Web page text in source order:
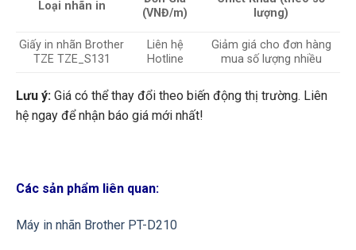
Loại nhãn in
(VNĐ/m)
lượng)
Giấy in nhãn Brother
TZE TZE_S131
Liên hệ
Hotline
Giảm giá cho đơn hàng
mua số lượng nhiều
Lưu ý:Giá có thể thay đổi theo biến động thị trường. Liên
hệ ngay để nhận báo giá mới nhất!
Các sản phẩm liên quan:
Máy in nhãn Brother PT-D210